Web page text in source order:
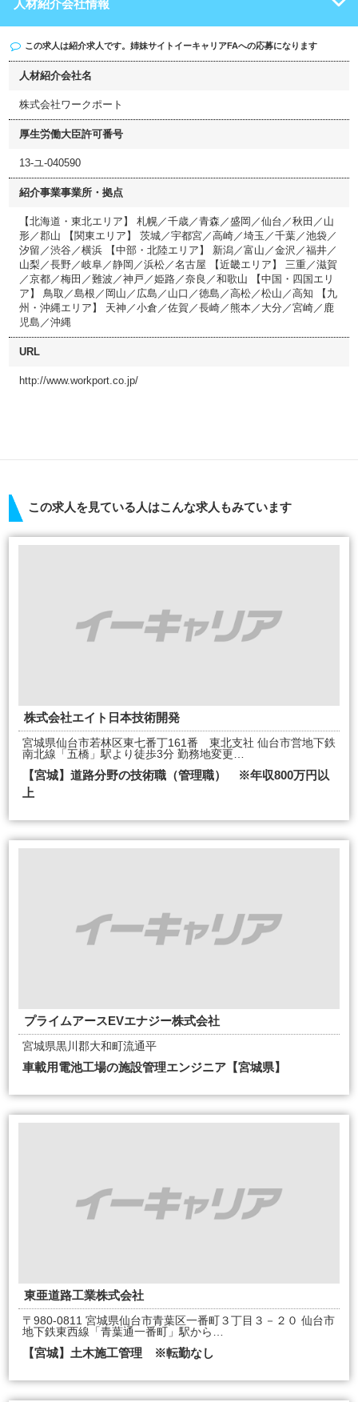
人材紹介会社情報
この求人は紹介求人です。姉妹サイト イーキャリアFAへの応募になります
人材紹介会社名
株式会社ワークポート
厚生労働大臣許可番号
13-ユ-040590
紹介事業事業所・拠点
【北海道・東北エリア】 札幌／千歳／青森／盛岡／仙台／秋田／山
形／郡山 【関東エリア】 茨城／宇都宮／高崎／埼玉／千葉／池袋／
汐留／渋谷／横浜 【中部・北陸エリア】 新潟／富山／金沢／福井／
山梨／長野／岐阜／静岡／浜松／名古屋 【近畿エリア】 三重／滋賀
／京都／梅田／難波／神戸／姫路／奈良／和歌山 【中国・四国エリ
ア】 鳥取／島根／岡山／広島／山口／徳島／高松／松山／高知 【九
州・沖縄エリア】 天神／小倉／佐賀／長崎／熊本／大分／宮崎／鹿
児島／沖縄
URL
http://www.workport.co.jp/
この求人を見ている人はこんな求人もみています
株式会社エイト日本技術開発
宮城県仙台市若林区東七番丁161番 東北支社 仙台市営地下鉄
南北線「五橋」駅より徒歩3分 勤務地変更…
【宮城】道路分野の技術職（管理職） ※年収800万円以
上
プライムアースEVエナジー株式会社
宮城県黒川郡大和町流通平
車載用電池工場の施設管理エンジニア【宮城県】
東亜道路工業株式会社
〒980-0811 宮城県仙台市青葉区一番町３丁目３－２０ 仙台市
地下鉄東西線「青葉通一番町」駅から…
【宮城】土木施工管理 ※転勤なし